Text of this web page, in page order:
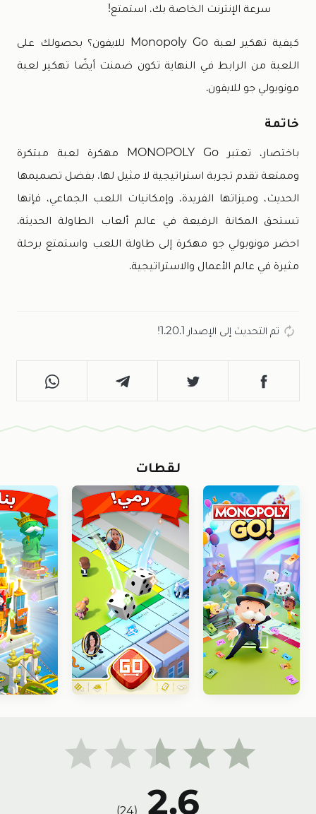
سرعة الإنترنت الخاصة بك. استمتع!
كيفية تهكير لعبة Monopoly Go للايفون؟ بحصولك على
اللعبة من الرابط في النهاية تكون ضمنت أيضًا تهكير لعبة
مونوبولي جو للايفون.
خاتمة
باختصار، تعتبر MONOPOLY Go مهكرة لعبة مبتكرة
وممتعة تقدم تجربة استراتيجية لا مثيل لها. بفضل تصميمها
الحديث، وميزاتها الفريدة، وإمكانيات اللعب الجماعي، فإنها
تستحق المكانة الرفيعة في عالم ألعاب الطاولة الحديثة.
احضر مونوبولي جو مهكرة إلى طاولة اللعب واستمتع برحلة
مثيرة في عالم الأعمال والاستراتيجية.
تم التحديث إلى الإصدار 1.20.1!
2.6
(
24
)
لقطات